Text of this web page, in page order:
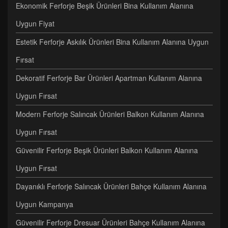
Ekonomik Ferforje Beşik Ürünleri Bina Kullanım Alanına
Uygun Fiyat
Estetik Ferforje Askılık Ürünleri Bina Kullanım Alanına Uygun
Fırsat
Dekoratif Ferforje Bar Ürünleri Apartman Kullanım Alanına
Uygun Fırsat
Modern Ferforje Salıncak Ürünleri Balkon Kullanım Alanına
Uygun Fırsat
Güvenilir Ferforje Beşik Ürünleri Balkon Kullanım Alanına
Uygun Fırsat
Dayanıklı Ferforje Salıncak Ürünleri Bahçe Kullanım Alanına
Uygun Kampanya
Güvenilir Ferforje Dresuar Ürünleri Bahçe Kullanım Alanına